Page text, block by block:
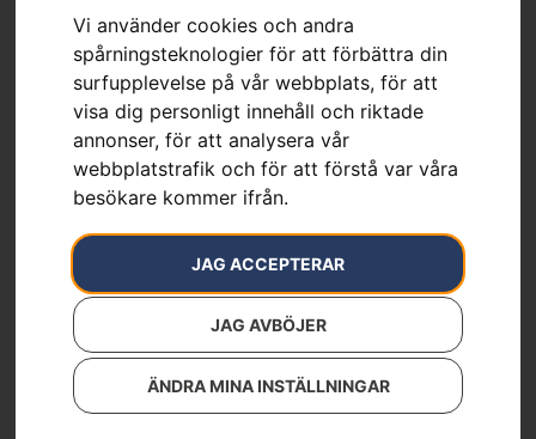
Vi använder cookies och andra
spårningsteknologier för att förbättra din
surfupplevelse på vår webbplats, för att
visa dig personligt innehåll och riktade
annonser, för att analysera vår
webbplatstrafik och för att förstå var våra
besökare kommer ifrån.
JAG ACCEPTERAR
JAG AVBÖJER
ÄNDRA MINA INSTÄLLNINGAR
Husqvarna LB 442i